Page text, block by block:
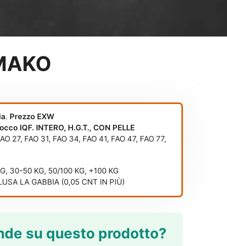
. Prezzo EXW
IQF. INTERO, H.G.T., CON PELLE
27, FAO 31, FAO 34, FAO 41, FAO 47, FAO 77,
30-50 KG, 50/100 KG, +100 KG
LA GABBIA (0,05 CNT IN PIÙ)
su questo prodotto?